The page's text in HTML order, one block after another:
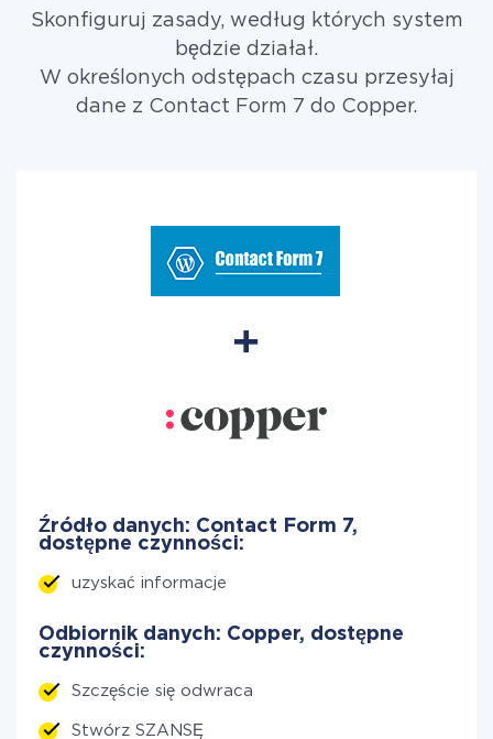
Skonfiguruj zasady, według których system
będzie działał.
W określonych odstępach czasu przesyłaj
dane z Contact Form 7 do Copper.
Źródło danych: Contact Form 7,
dostępne czynności:
uzyskać informacje
Odbiornik danych: Copper, dostępne
czynności:
Szczęście się odwraca
Stwórz SZANSĘ